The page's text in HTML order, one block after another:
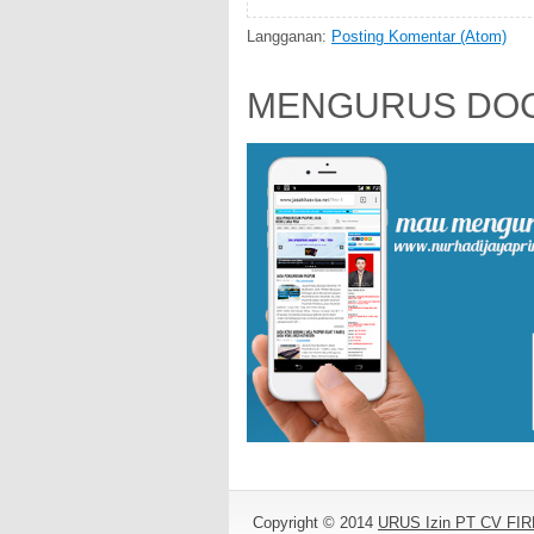
Langganan: Posting Komentar (Atom)
MENGURUS
Copyright © 2014 URUS Izin PT CV